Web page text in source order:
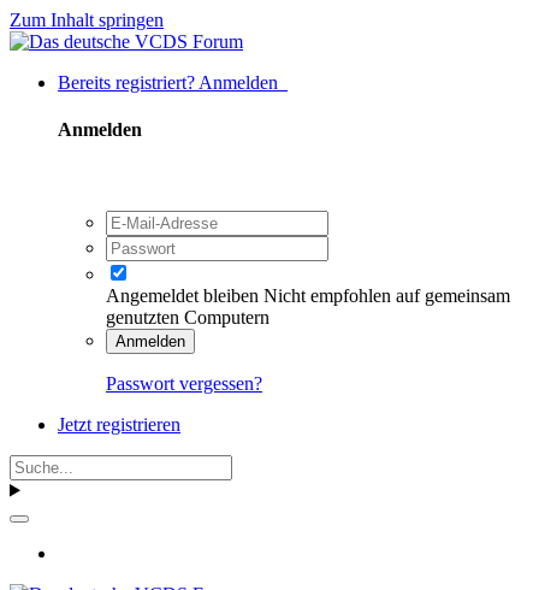
Zum Inhalt springen
Bereits registriert? Anmelden
Anmelden
Angemeldet bleiben Nicht empfohlen auf gemeinsam
genutzten Computern
Anmelden
Passwort vergessen?
Jetzt registrieren